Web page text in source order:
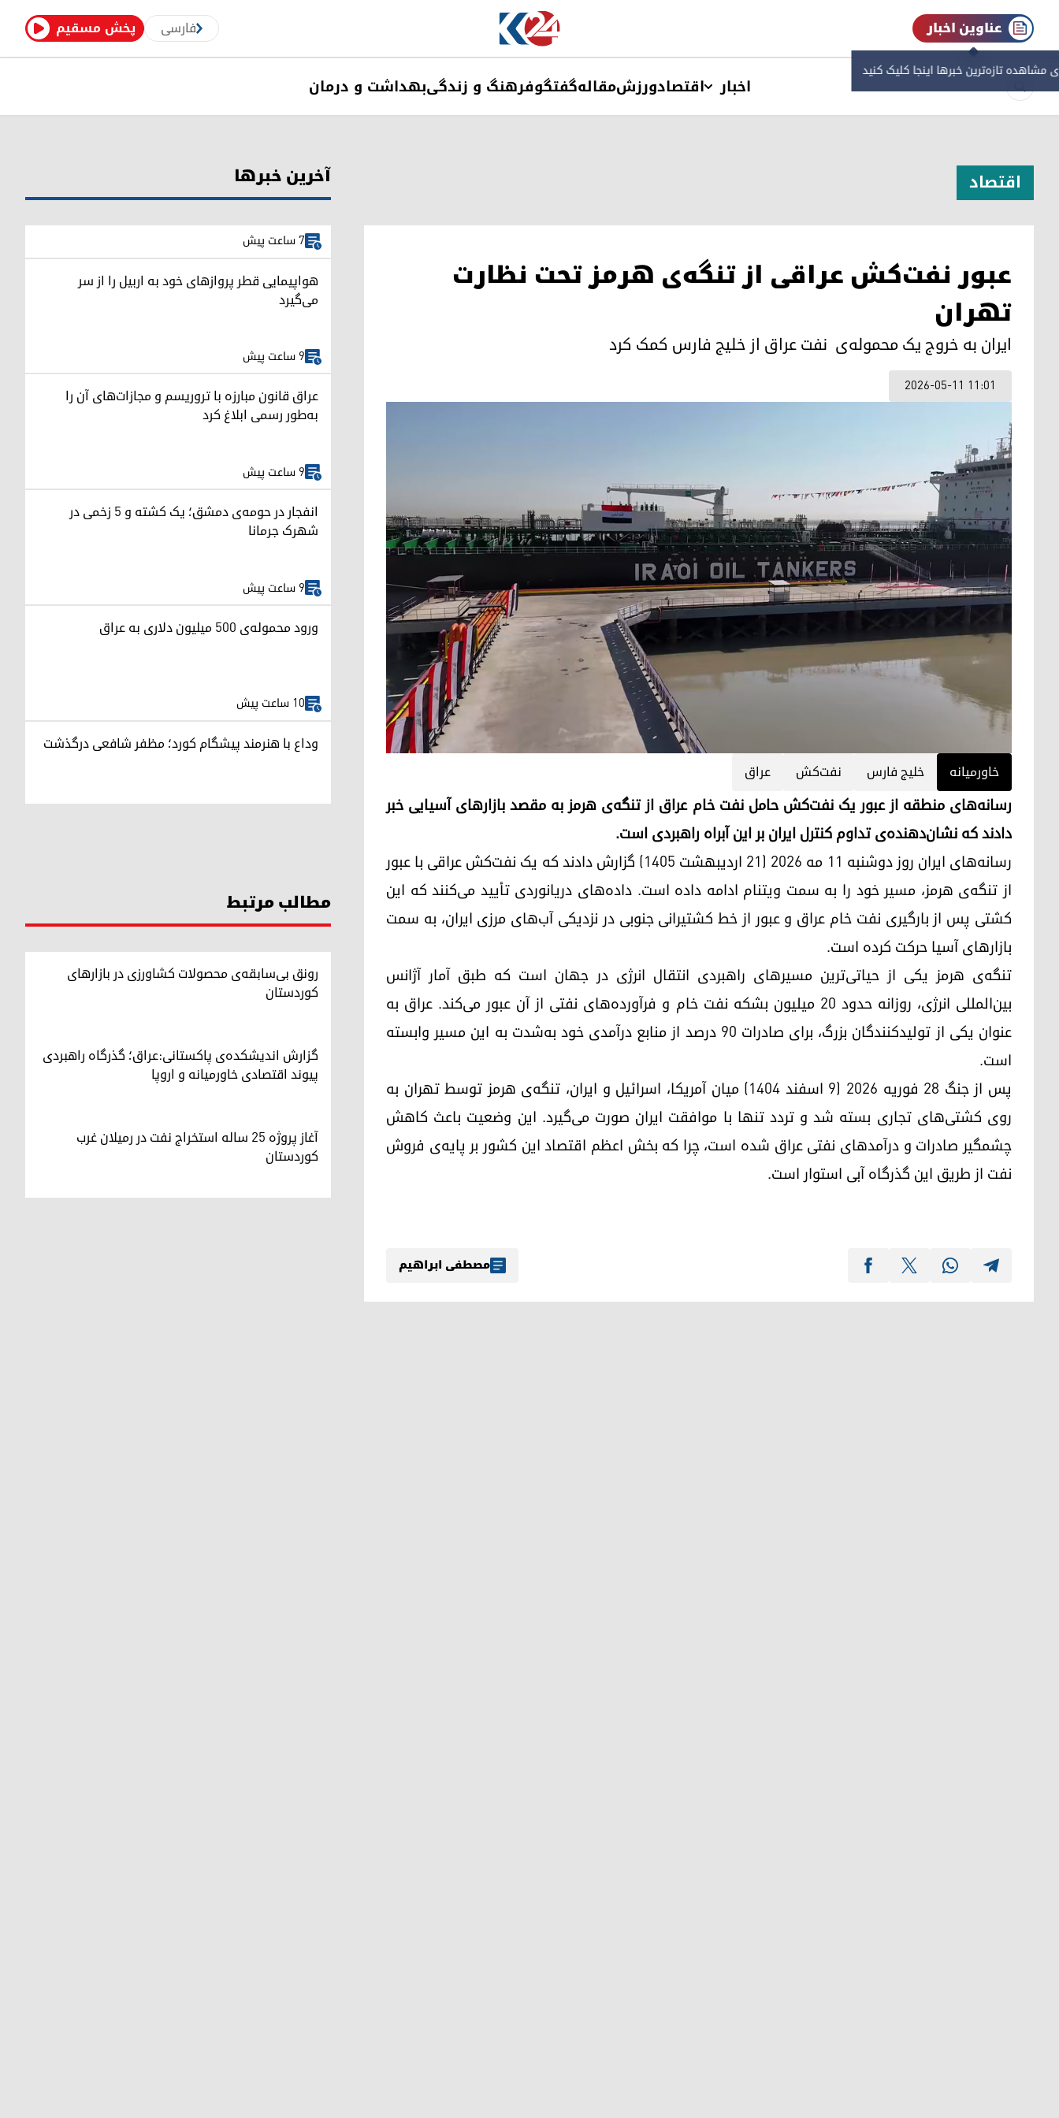
پخش مسقیم فارسی عناوین اخبار
مشاهده‌ تازه‌ترین خبرها اینجا کلیک کنید
اخبار اقتصادورزشمقالهگفتگوفرهنگ و زندگیبهداشت و درمان
اقتصاد
عبور نفت‌کش عراقی از تنگه‌ی هرمز تحت نظارت
تهران
ایران بە خروج یک محموله‌ی نفت عراق از خلیج فارس کمک کرد
2026-05-11 11:01
خاورمیانه خلیج فارس نفت‌کش عراق
رسانه‌های منطقه از عبور یک نفت‌کش حامل نفت خام عراق از تنگه‌ی هرمز به مقصد بازارهای آسیایی خبر
دادند که نشان‌دهنده‌ی تداوم کنترل ایران بر این آبراه راهبردی است.
رسانه‌های ایران روز دوشنبه ۱۱ مه ۲۰۲۶ (۲۱ اردیبهشت ۱۴۰۵) گزارش دادند که یک نفت‌کش عراقی با عبور
از تنگه‌ی هرمز، مسیر خود را به سمت ویتنام ادامه داده است. داده‌های دریانوردی تأیید می‌کنند که این
کشتی پس از بارگیری نفت خام عراق و عبور از خط کشتیرانی جنوبی در نزدیکی آب‌های مرزی ایران، به سمت
بازارهای آسیا حرکت کرده است.
تنگه‌ی هرمز یکی از حیاتی‌ترین مسیرهای راهبردی انتقال انرژی در جهان است که طبق آمار آژانس
بین‌المللی انرژی، روزانه حدود ۲۰ میلیون بشکه نفت خام و فرآورده‌های نفتی از آن عبور می‌کند. عراق به
عنوان یکی از تولیدکنندگان بزرگ، برای صادرات ۹۰ درصد از منابع درآمدی خود به‌شدت به این مسیر وابسته
است.
پس از جنگ ۲۸ فوریه ۲۰۲۶ (۹ اسفند ۱۴۰۴) میان آمریکا، اسرائیل و ایران، تنگه‌ی هرمز توسط تهران به
روی کشتی‌های تجاری بسته شد و تردد تنها با موافقت ایران صورت می‌گیرد. این وضعیت باعث کاهش
چشمگیر صادرات و درآمدهای نفتی عراق شده است، چرا که بخش اعظم اقتصاد این کشور بر پایه‌ی فروش
نفت از طریق این گذرگاه آبی استوار است.
مصطفی ابراهیم
آخرین خبرها
7 ساعت پیش
هواپیمایی قطر پروازهای خود به اربیل را از سر
می‌گیرد
9 ساعت پیش
عراق قانون مبارزه با تروریسم و مجازات‌های آن را
به‌طور رسمی ابلاغ کرد
9 ساعت پیش
انفجار در حومه‌ی دمشق؛ یک کشته و ۵ زخمی در
شهرک جرمانا
9 ساعت پیش
ورود محموله‌ی ۵۰۰ میلیون دلاری به عراق
10 ساعت پیش
وداع با هنرمند پیشگام کورد؛ مظفر شافعی درگذشت
مطالب مرتبط
رونق بی‌سابقه‌ی محصولات کشاورزی در بازارهای
کوردستان
گزارش اندیشکده‌ی پاکستانی:عراق؛ گذرگاه راهبردی
پیوند اقتصادی خاورمیانه و اروپا
آغاز پروژه ۲۵ ساله استخراج نفت در رميلان غرب
کوردستان